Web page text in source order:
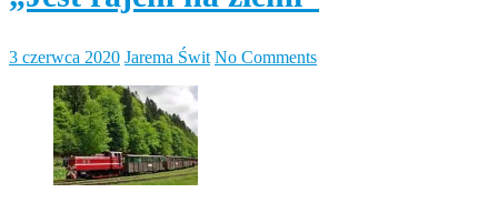
3 czerwca 2020 Jarema Świt No Comments